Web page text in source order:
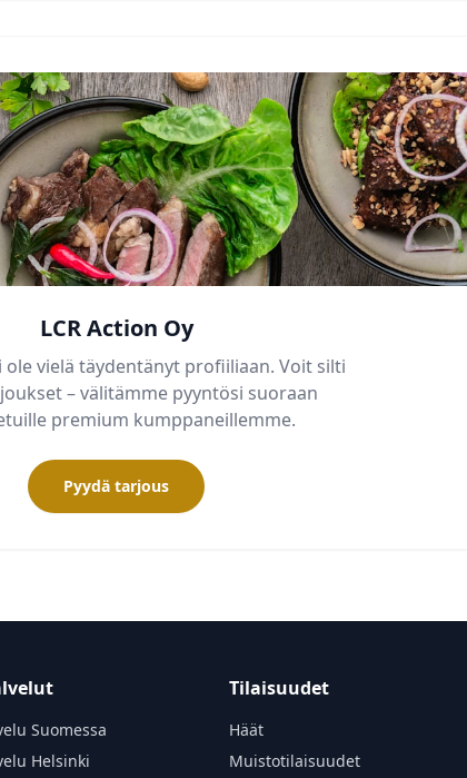
LCR Action Oy
ole vielä täydentänyt profiiliaan. Voit silti
– välitämme pyyntösi suoraan
premium kumppaneillemme.
Pyydä tarjous
Suomessa
Helsinki
Tilaisuudet
Häät
Muistotilaisuudet